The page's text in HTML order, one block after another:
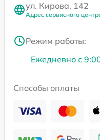
ул. Кирова, 142
Адрес сервисного
Режим работы:
Ежедневно с
Способы оплаты